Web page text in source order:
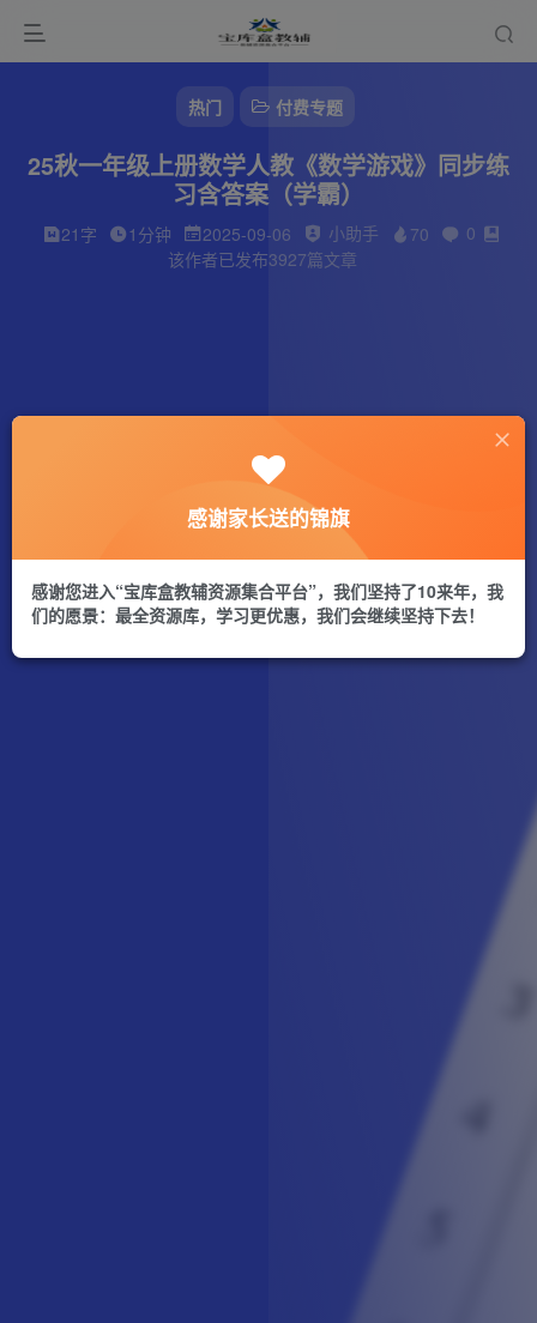
热门 付费专题
25秋一年级上册数学人教《数学游戏》同步练
习含答案（学霸）
21字 1分钟 2025-09-06 小助手 70
0
该作者已发布3927篇文章
感谢家长送的锦旗
感谢您进入“宝库盒教辅资源集合平台”，我们坚持了10来年，我
们的愿景：最全资源库，学习更优惠，我们会继续坚持下去！